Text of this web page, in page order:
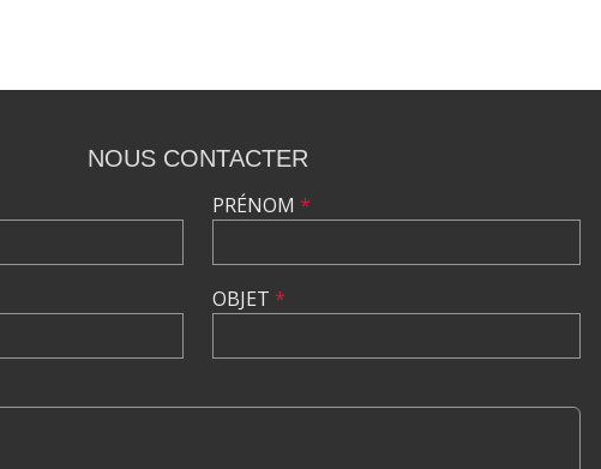
NOUS CONTACTER
PRÉNOM *
OBJET *